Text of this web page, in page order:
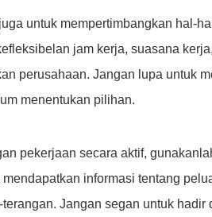
untuk mempertimbangkan hal-
jam kerja, suasana
perusahaan. Jangan lupa untuk
menentukan pilihan.
pekerjaan secara aktif,
informasi tentang
Jangan segan untuk hadir